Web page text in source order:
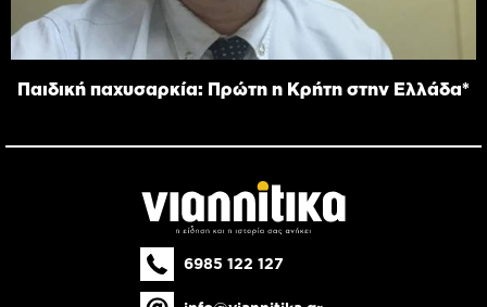
Παιδική παχυσαρκία: Πρώτη η Κρήτη στην Ελλάδα*
6985 122 127